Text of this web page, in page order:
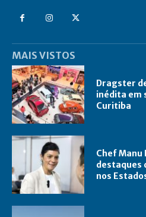
MAIS VISTOS
Dragster
inédita em
Curitiba
Chef Manu
destaques
nos